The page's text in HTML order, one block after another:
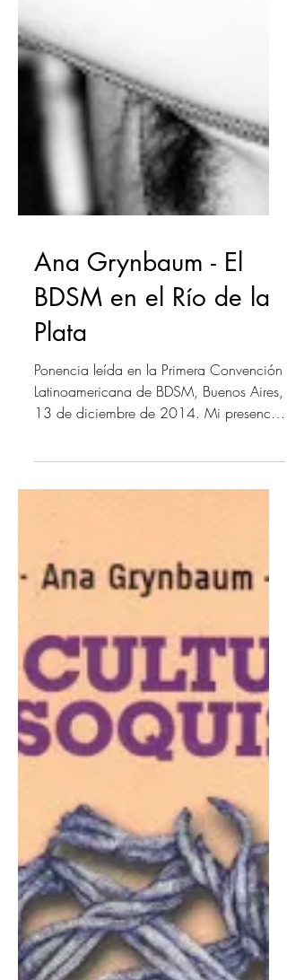
Ana Grynbaum - El
BDSM en el Río de la
Plata
Ponencia leída en la Primera Convención
Latinoamericana de BDSM, Buenos Aires,
aquí hoy se debe...